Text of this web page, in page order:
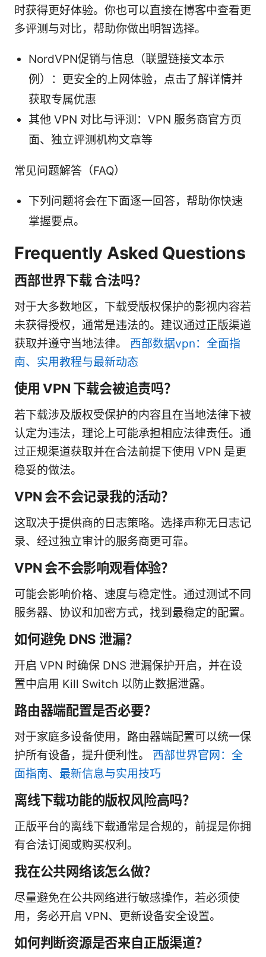
时获得更好体验。你也可以直接在博客中查看更
多评测与对比，帮助你做出明智选择。
NordVPN促销与信息（联盟链接文本示
例）：更安全的上网体验，点击了解详情并
获取专属优惠
其他 VPN 对比与评测：VPN 服务商官方页
面、独立评测机构文章等
常见问题解答（FAQ）
下列问题将会在下面逐一回答，帮助你快速
掌握要点。
Frequently Asked Questions
西部世界下载 合法吗？
对于大多数地区，下载受版权保护的影视内容若
未获得授权，通常是违法的。建议通过正版渠道
获取并遵守当地法律。 西部数据vpn：全面指
南、实用教程与最新动态
使用 VPN 下载会被追责吗？
若下载涉及版权受保护的内容且在当地法律下被
认定为违法，理论上可能承担相应法律责任。通
过正规渠道获取并在合法前提下使用 VPN 是更
稳妥的做法。
VPN 会不会记录我的活动？
这取决于提供商的日志策略。选择声称无日志记
录、经过独立审计的服务商更可靠。
VPN 会不会影响观看体验？
可能会影响价格、速度与稳定性。通过测试不同
服务器、协议和加密方式，找到最稳定的配置。
如何避免 DNS 泄漏？
开启 VPN 时确保 DNS 泄漏保护开启，并在设
置中启用 Kill Switch 以防止数据泄露。
路由器端配置是否必要？
对于家庭多设备使用，路由器端配置可以统一保
护所有设备，提升便利性。 西部世界官网：全
面指南、最新信息与实用技巧
离线下载功能的版权风险高吗？
正版平台的离线下载通常是合规的，前提是你拥
有合法订阅或购买权利。
我在公共网络该怎么做？
尽量避免在公共网络进行敏感操作，若必须使
用，务必开启 VPN、更新设备安全设置。
如何判断资源是否来自正版渠道？